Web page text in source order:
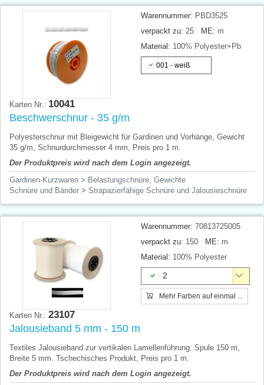
Warennummer: PBD3525
verpackt zu: 25 ME: m
Material: 100% Polyester+Pb
001 - weiß
Karten Nr.: 10041
Beschwerschnur - 35 g/m
Polyesterschnur mit Bleigewicht für Gardinen und Vorhänge, Gewicht
35 g/m, Schnurdurchmesser 4 mm, Preis pro 1 m.
Der Produktpreis wird nach dem Login angezeigt.
Gardinen-Kurzwaren > Belastungschnüre, Gewichte
Schnüre und Bänder > Strapazierfähige Schnüre und Jalousieschnüre
Warennummer: 70813725005
verpackt zu: 150 ME: m
Material: 100% Polyester
2
Mehr Farben auf einmal ...
Karten Nr.: 23107
Jalousieband 5 mm - 150 m
Textiles Jalousieband zur vertikalen Lamellenführung. Spule 150 m,
Breite 5 mm. Tschechisches Produkt, Preis pro 1 m.
Der Produktpreis wird nach dem Login angezeigt.